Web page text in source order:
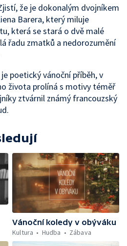
že je dokonalým dvojníkem
Barera, který miluje
která se stará o dvě malé
řadu zmatků a nedorozumění
poetický vánoční příběh, v
života prolíná s motivy téměř
ztvárnil známý francouzský
Vánoční koledy v obýváku
Kultura
Hudba Zábava